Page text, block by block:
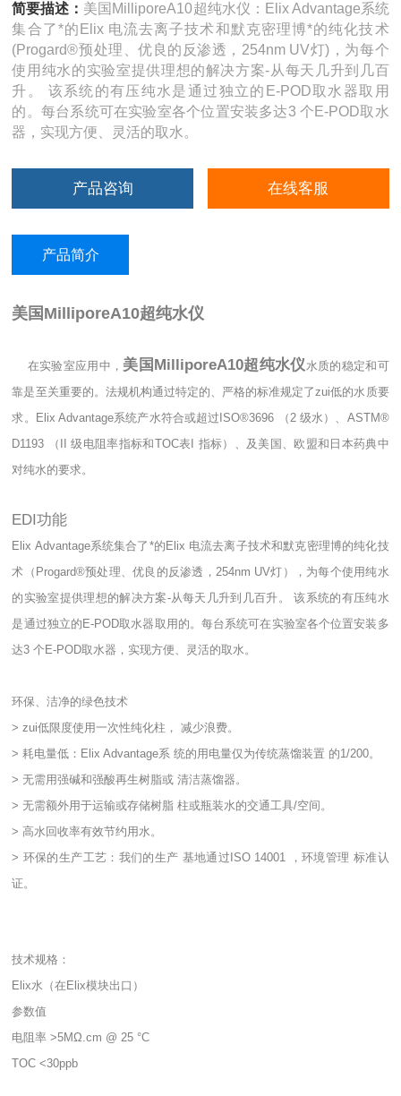
简要描述： 美国MilliporeA10超纯水仪：Elix Advantage系统
集合了*的Elix 电流去离子技术和默克密理博*的纯化技术
(Progard®预处理、优良的反渗透，254nm UV灯)，为每个
使用纯水的实验室提供理想的解决方案-从每天几升到几百
升。 该系统的有压纯水是通过独立的E-POD取水器取用
的。每台系统可在实验室各个位置安装多达3 个E-POD取水
器，实现方便、灵活的取水。
产品咨询 在线客服
产品简介
美国MilliporeA10超纯水仪
在实验室应用中， 美国MilliporeA10超纯水仪 水质的稳定和可
靠是至关重要的。法规机构通过特定的、严格的标准规定了zui低的水质要
求。Elix Advantage系统产水符合或超过ISO®3696 （2 级水）、ASTM®
D1193 （II 级电阻率指标和TOC表I 指标）、及美国、欧盟和日本药典中
对纯水的要求。
EDI功能
Elix Advantage系统集合了*的Elix 电流去离子技术和默克密理博的纯化技
术（Progard®预处理、优良的反渗透，254nm UV灯），为每个使用纯水
的实验室提供理想的解决方案-从每天几升到几百升。 该系统的有压纯水
是通过独立的E-POD取水器取用的。每台系统可在实验室各个位置安装多
达3 个E-POD取水器，实现方便、灵活的取水。
环保、洁净的绿色技术
> zui低限度使用一次性纯化柱， 减少浪费。
> 耗电量低：Elix Advantage系 统的用电量仅为传统蒸馏装置 的1/200。
> 无需用强碱和强酸再生树脂或 清洁蒸馏器。
> 无需额外用于运输或存储树脂 柱或瓶装水的交通工具/空间。
> 高水回收率有效节约用水。
> 环保的生产工艺：我们的生产 基地通过ISO 14001 ，环境管理 标准认
证。
技术规格：
Elix水（在Elix模块出口）
参数值
电阻率 >5MΩ.cm @ 25 °C
TOC <30ppb